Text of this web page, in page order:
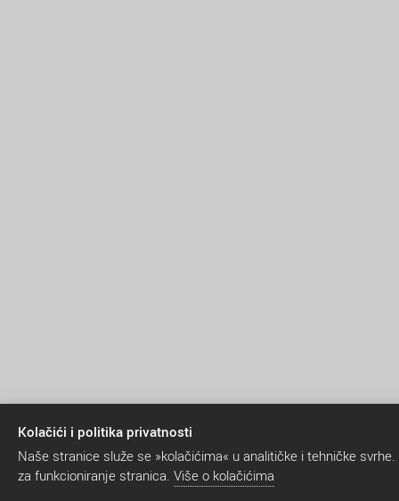
Kolačići i politika privatnosti
Naše stranice služe se »kolačićima« u analitičke i tehničke
za funkcioniranje stranica. Više o kolačićima